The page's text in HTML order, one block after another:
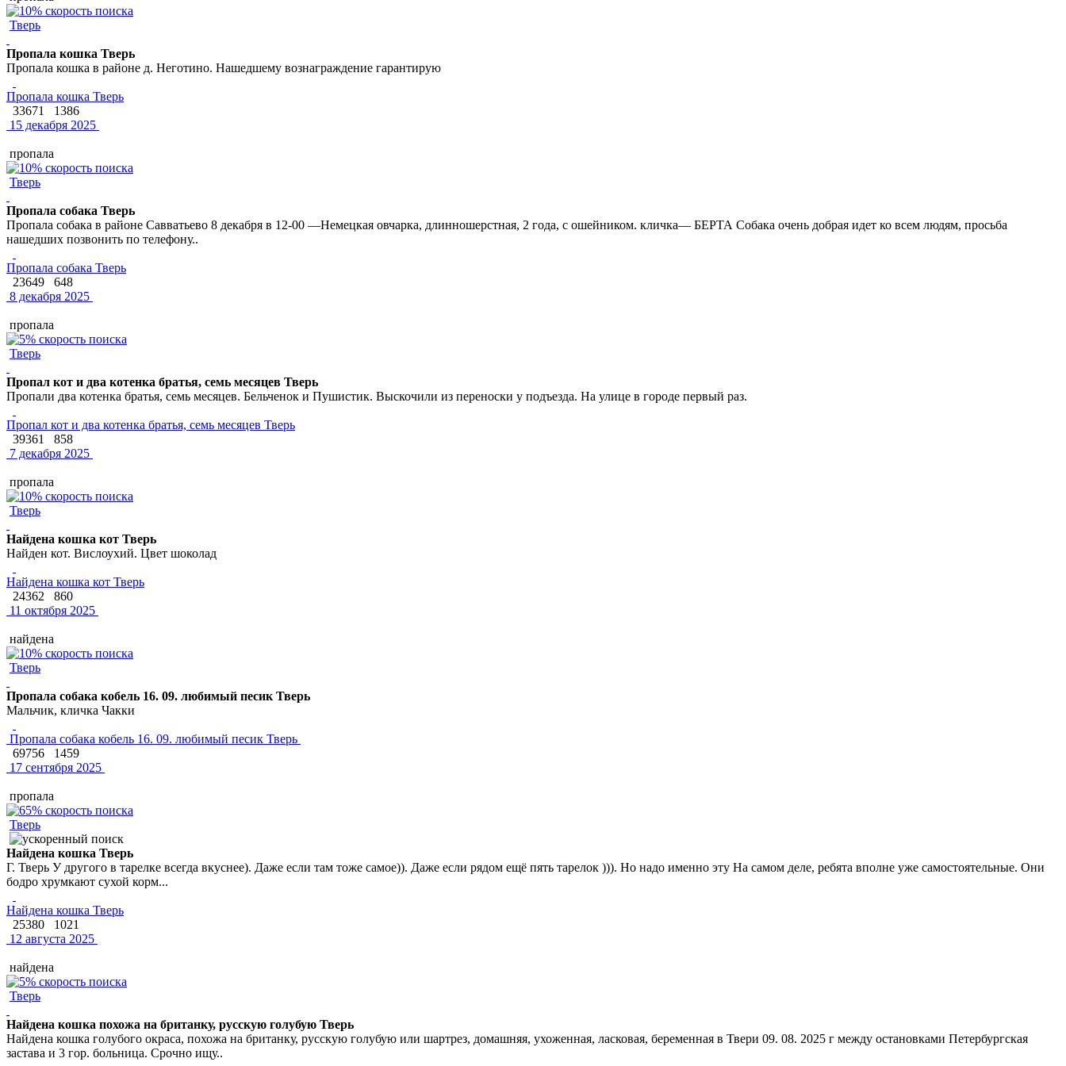
Тверь
Пропала кошка Тверь
Пропала кошка в районе д. Неготино. Нашедшему вознаграждение гарантирую
Пропала кошка Тверь
33671
1386
15 декабря 2025
пропала
Тверь
Пропала собака Тверь
Пропала собака в районе Савватьево 8 декабря в 12-00 —Немецкая овчарка, длинношерстная, 2 года, с ошейником. кличка— БЕРТА Собака очень добрая идет ко всем людям, просьба
нашедших позвонить по телефону..
Пропала собака Тверь
23649
648
8 декабря 2025
пропала
Тверь
Пропал кот и два котенка братья, семь месяцев Тверь
Пропали два котенка братья, семь месяцев. Бельченок и Пушистик. Выскочили из переноски у подъезда. На улице в городе первый раз.
Пропал кот и два котенка братья, семь месяцев Тверь
39361
858
7 декабря 2025
пропала
Тверь
Найдена кошка кот Тверь
Найден кот. Вислоухий. Цвет шоколад
Найдена кошка кот Тверь
24362
860
11 октября 2025
найдена
Тверь
Пропала собака кобель 16. 09. любимый песик Тверь
Мальчик, кличка Чакки
Пропала собака кобель 16. 09. любимый песик Тверь
69756
1459
17 сентября 2025
пропала
Тверь
Найдена кошка Тверь
Г. Тверь У другого в тарелке всегда вкуснее). Даже если там тоже самое)). Даже если рядом ещё пять тарелок ))). Но надо именно эту На самом деле, ребята вполне уже самостоятельные. Они
бодро хрумкают сухой корм...
Найдена кошка Тверь
25380
1021
12 августа 2025
найдена
Тверь
Найдена кошка похожа на британку, русскую голубую Тверь
Найдена кошка голубого окраса, похожа на британку, русскую голубую или шартрез, домашняя, ухоженная, ласковая, беременная в Твери 09. 08. 2025 г между остановками Петербургская
застава и 3 гор. больница. Срочно ищу..